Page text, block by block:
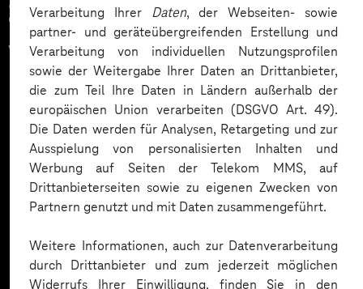
Verarbeitung Ihrer Daten, der Webseiten- sowie
partner- und geräteübergreifenden Erstellung und
Verarbeitung von individuellen Nutzungsprofilen
sowie der Weitergabe Ihrer Daten an Drittanbieter,
die zum Teil Ihre Daten in Ländern außerhalb der
europäischen Union verarbeiten (DSGVO Art. 49).
Die Daten werden für Analysen, Retargeting und zur
Ausspielung von personalisierten Inhalten und
Werbung auf Seiten der Telekom MMS, auf
Drittanbieterseiten sowie zu eigenen Zwecken von
Partnern genutzt und mit Daten zusammengeführt.
Weitere Informationen, auch zur Datenverarbeitung
durch Drittanbieter und zum jederzeit möglichen
Widerrufs Ihrer Einwilligung, finden Sie in den
Zahlreiche Unternehmen
vertrauen auf unsere
Expertise. Hier eine Auswahl: